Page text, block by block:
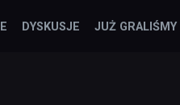
DYSKUSJE JUŻ GRALIŚMY